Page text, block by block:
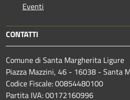
Eventi
CONTATTI
Comune di Santa Margherita Ligure
Piazza Mazzini, 46 - 16038 - Santa
Codice Fiscale: 00854480100
Partita IVA: 00172160996